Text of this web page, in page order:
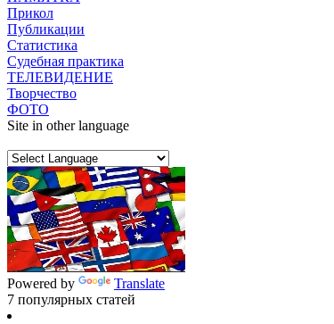
Прикол
Публикации
Статистика
Судебная практика
ТЕЛЕВИДЕНИЕ
Творчество
ФОТО
Site in other language
Powered by
Translate
7 популярных статей